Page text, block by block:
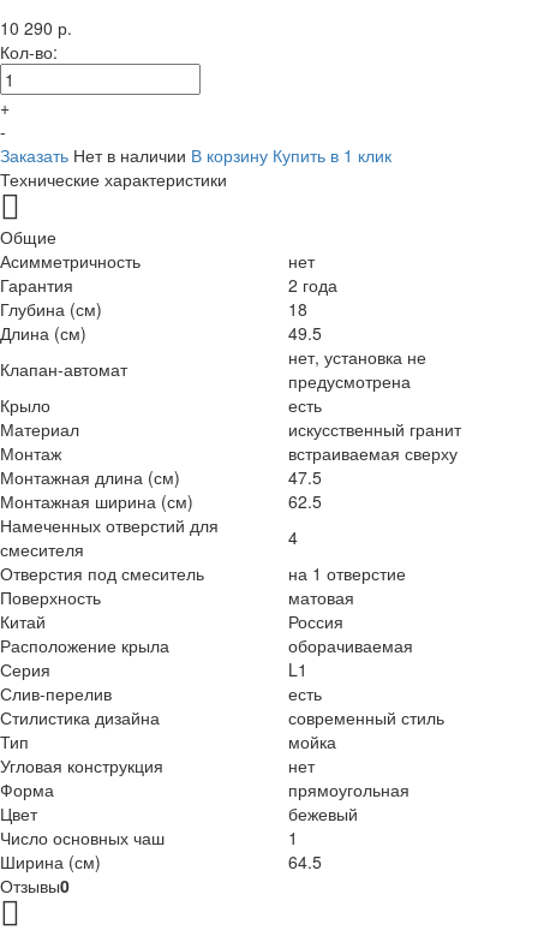
10 290 р.
Кол-во:
+
-
Заказать Нет в наличии В корзину Купить в 1 клик
Технические характеристики
Общие
Асимметричность
нет
Гарантия
2 года
Глубина (см)
18
Длина (см)
49.5
Клапан-автомат
нет, установка не
предусмотрена
Крыло
есть
Материал
искусственный гранит
Монтаж
встраиваемая сверху
Монтажная длина (см)
47.5
Монтажная ширина (см)
62.5
Намеченных отверстий для
смесителя
4
Отверстия под смеситель
на 1 отверстие
Поверхность
матовая
Китай
Россия
Расположение крыла
оборачиваемая
Серия
L1
Слив-перелив
есть
Стилистика дизайна
современный стиль
Тип
мойка
Угловая конструкция
нет
Форма
прямоугольная
Цвет
бежевый
Число основных чаш
1
Ширина (см)
64.5
Отзывы0